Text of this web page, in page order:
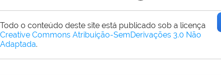
Todo o conteúdo deste site está publicado sob a licença
Creative Commons Atribuição-SemDerivações 3.0 Não
Adaptada.